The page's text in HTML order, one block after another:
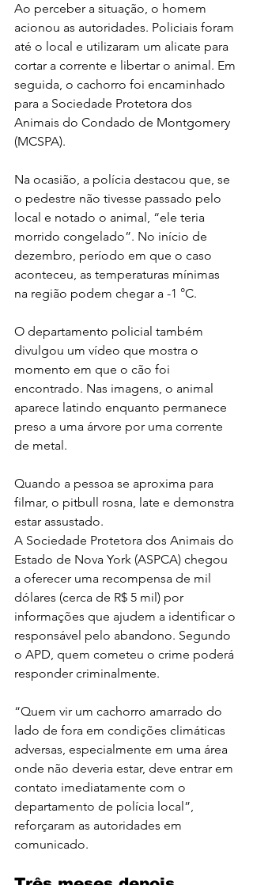
Ao perceber a situação, o homem
acionou as autoridades. Policiais foram
até o local e utilizaram um alicate para
cortar a corrente e libertar o animal. Em
seguida, o cachorro foi encaminhado
para a Sociedade Protetora dos
Animais do Condado de Montgomery
(MCSPA).
Na ocasião, a polícia destacou que, se
o pedestre não tivesse passado pelo
local e notado o animal, “ele teria
morrido congelado”. No início de
dezembro, período em que o caso
aconteceu, as temperaturas mínimas
na região podem chegar a -1 °C.
O departamento policial também
divulgou um vídeo que mostra o
momento em que o cão foi
encontrado. Nas imagens, o animal
aparece latindo enquanto permanece
preso a uma árvore por uma corrente
de metal.
Quando a pessoa se aproxima para
filmar, o pitbull rosna, late e demonstra
estar assustado.
A Sociedade Protetora dos Animais do
Estado de Nova York (ASPCA) chegou
a oferecer uma recompensa de mil
dólares (cerca de R$ 5 mil) por
informações que ajudem a identificar o
responsável pelo abandono. Segundo
o APD, quem cometeu o crime poderá
responder criminalmente.
“Quem vir um cachorro amarrado do
lado de fora em condições climáticas
adversas, especialmente em uma área
onde não deveria estar, deve entrar em
contato imediatamente com o
departamento de polícia local”,
reforçaram as autoridades em
comunicado.